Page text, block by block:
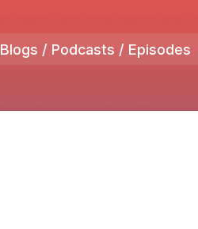
Blogs / Podcasts / Episodes